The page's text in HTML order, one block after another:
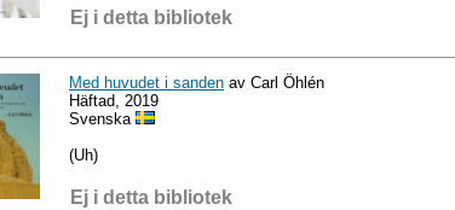
Ej i detta bibliotek
Med huvudet i sanden av Carl Öhlén
Häftad, 2019
Svenska
(Uh)
Ej i detta bibliotek